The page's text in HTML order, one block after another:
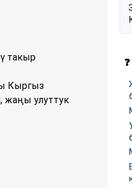
такыр
Кыргыз
жаңы улуттук